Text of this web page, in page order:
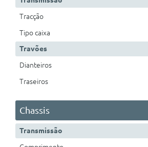
Tracção
Tipo caixa
Travões
Dianteiros
Traseiros
Chassis
Transmissão